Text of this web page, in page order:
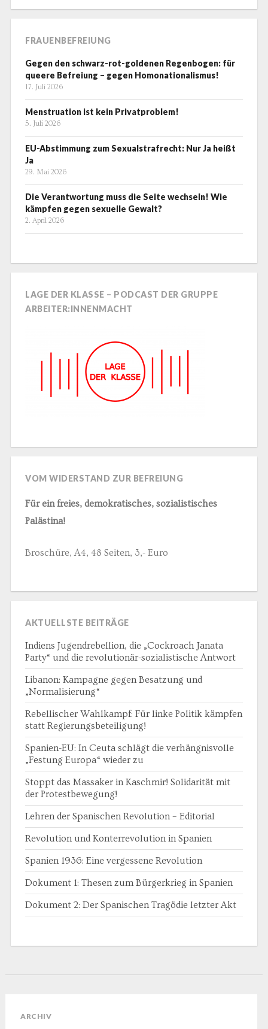
FRAUENBEFREIUNG
Gegen den schwarz-rot-goldenen Regenbogen: für
queere Befreiung – gegen Homonationalismus!
17. Juli 2026
Menstruation ist kein Privatproblem!
5. Juli 2026
EU-Abstimmung zum Sexualstrafrecht: Nur Ja heißt
Ja
29. Mai 2026
Die Verantwortung muss die Seite wechseln! Wie
kämpfen gegen sexuelle Gewalt?
2. April 2026
LAGE DER KLASSE – PODCAST DER GRUPPE
ARBEITER:INNENMACHT
VOM WIDERSTAND ZUR BEFREIUNG
Für ein freies, demokratisches, sozialistisches
Palästina!
Broschüre, A4, 48 Seiten, 3,- Euro
AKTUELLSTE BEITRÄGE
Indiens Jugendrebellion, die „Cockroach Janata
Party“ und die revolutionär-sozialistische Antwort
Libanon: Kampagne gegen Besatzung und
„Normalisierung“
Rebellischer Wahlkampf: Für linke Politik kämpfen
statt Regierungsbeteiligung!
Spanien-EU: In Ceuta schlägt die verhängnisvolle
„Festung Europa“ wieder zu
Stoppt das Massaker in Kaschmir! Solidarität mit
der Protestbewegung!
Lehren der Spanischen Revolution – Editorial
Revolution und Konterrevolution in Spanien
Spanien 1936: Eine vergessene Revolution
Dokument 1: Thesen zum Bürgerkrieg in Spanien
Dokument 2: Der Spanischen Tragödie letzter Akt
ARCHIV